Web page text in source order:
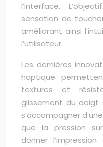
l’interface.
sensation de
améliorant ainsi
l’utilisateur.
Les dernières
haptique
textures et
glissement du doigt
s’accompagner
que la pression
donner